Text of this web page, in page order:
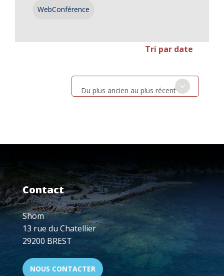
WebConférence
Tri par date
Du plus ancien au plus récent
Contact
Shom
13 rue du Chatellier
29200 BREST
NOUS CONTACTER